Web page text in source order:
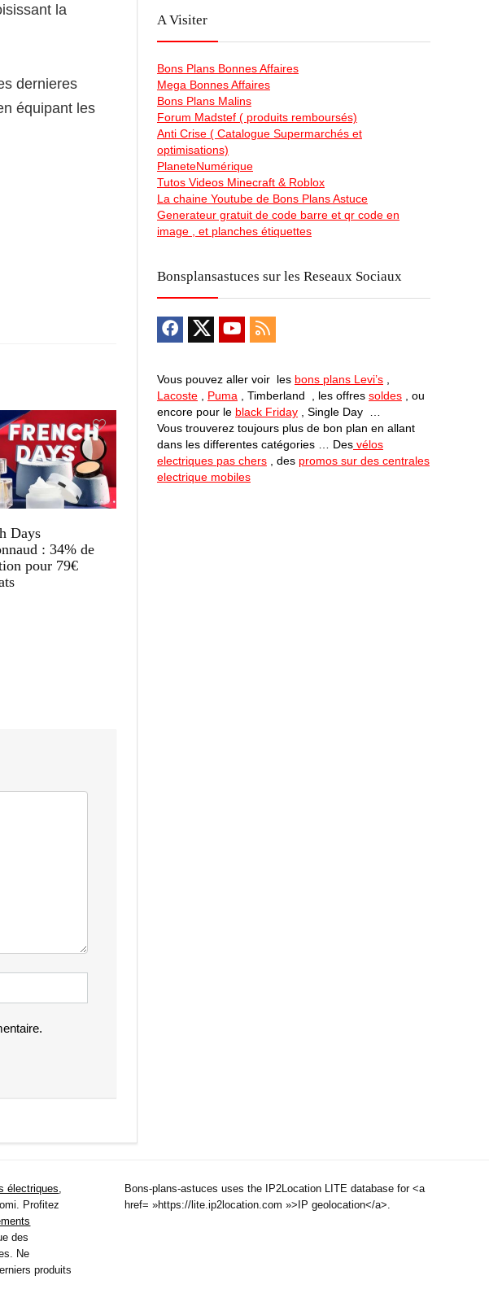
la
dernieres
équipant les
Days
: 34% de
pour 79€
A Visiter
Bons Plans Bonnes Affaires
Mega Bonnes Affaires
Bons Plans Malins
Forum Madstef ( produits remboursés)
Anti Crise ( Catalogue Supermarchés et
optimisations)
PlaneteNumérique
Tutos Videos Minecraft & Roblox
La chaine Youtube de Bons Plans Astuce
Generateur gratuit de code barre et qr code en
image , et planches étiquettes
Bonsplansastuces sur les Reseaux Sociaux
Vous pouvez aller voir les bons plans Levi’s
Lacoste
Puma , Timberland , les offres soldes , ou
encore pour le black Friday , Single Day …
Vous trouverez toujours plus de bon plan en allant
dans les differentes catégories … Des vélos
electriques pas chers , des promos sur des centrales
electrique mobiles
électriques
Profitez
des
Ne
produits
Bons-plans-astuces uses the IP2Location LITE database for <a
href= »https://lite.ip2location.com »>IP geolocation</a>.